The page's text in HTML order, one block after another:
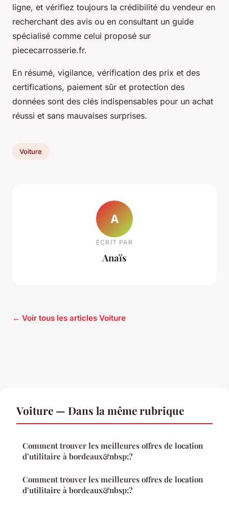
ligne, et vérifiez toujours la crédibilité du vendeur en
recherchant des avis ou en consultant un guide
spécialisé comme celui proposé sur
piececarrosserie.fr.
En résumé, vigilance, vérification des prix et des
certifications, paiement sûr et protection des
données sont des clés indispensables pour un achat
réussi et sans mauvaises surprises.
Voiture
A
ECRIT PAR
Anaïs
← Voir tous les articles Voiture
Voiture — Dans la même rubrique
Comment trouver les meilleures offres de location
d’utilitaire à bordeaux&nbsp;?
Comment trouver les meilleures offres de location
d’utilitaire à bordeaux&nbsp;?